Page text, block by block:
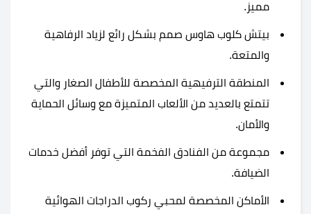
مميز.
بيتش كلوب هاوس صمم بشكل رائع لزياد الرفاهية
والمتعة.
المنطقة الترفيهية المخصصة للأطفال الصغار والتي
تتمتع بالعديد من الألعاب المتميزة مع وسائل الحماية
والأمان.
مجموعة من الفنادق الفخمة التي توفر أفضل خدمات
الضيافة.
الأماكن المخصصة لمحبي ركوب الدراجات الهوائية